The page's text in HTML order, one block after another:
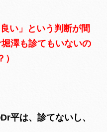
い」という判断が間
澤も診てもいないの
平は、診てないし、